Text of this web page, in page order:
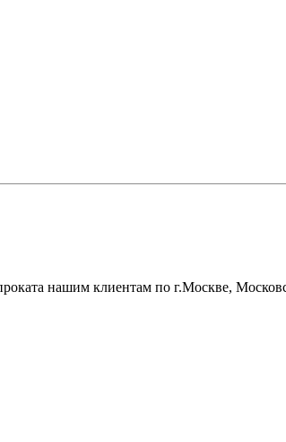
нашим клиентам по г.Москве,